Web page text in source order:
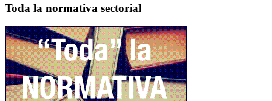
Toda la normativa sectorial